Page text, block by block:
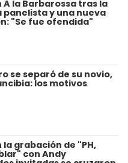
A la Barbarossa tras la
panelista y una nueva
"Se fue ofendida"
se separó de su novio,
los motivos
la grabación de "PH,
con Andy